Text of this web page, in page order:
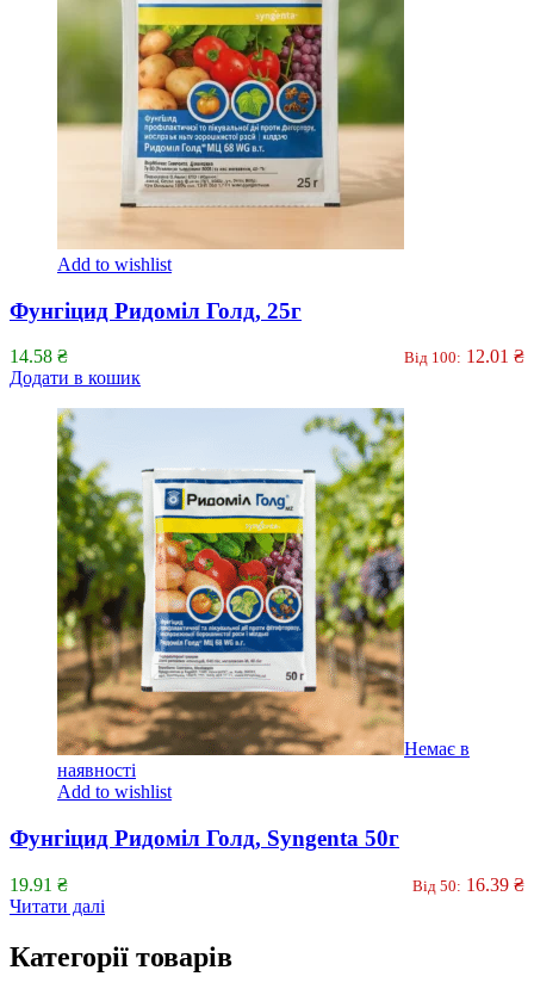
Add to wishlist
Фунгіцид Ридоміл Голд, 25г
14.58 ₴ Від 100: 12.01 ₴
Додати в кошик
Немає в
наявності
Add to wishlist
Фунгіцид Ридоміл Голд, Syngenta 50г
19.91 ₴ Від 50: 16.39 ₴
Читати далі
Категорії товарів